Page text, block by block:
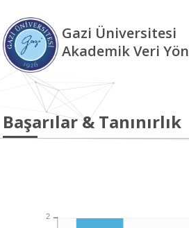
Gazi Üniversitesi
Akademik Veri
Başarılar & Tanınırlık
2